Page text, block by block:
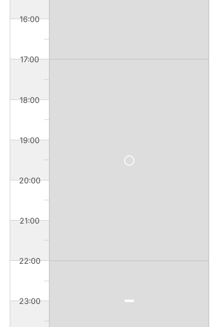
16:00
17:00
18:00
19:00
20:00
21:00
22:00
23:00